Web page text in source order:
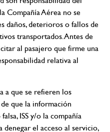
Compañía Aérea no se
daños, deterioros o fallos de
transportados. Antes de
al pasajero que firme una
relativa al
a que se refieren los
que la información
ISS y/o la compañía
denegar el acceso al servicio,